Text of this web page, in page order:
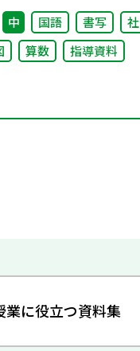
中 国語 書写
算数 指導資料
業に役立つ資料集